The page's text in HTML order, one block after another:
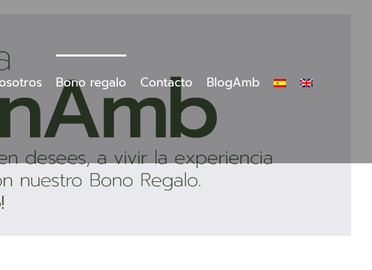
Bono regalo Contacto BlogAmb